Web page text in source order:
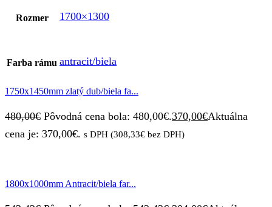
Rozmer 1700×1300
Farba rámu antracit/biela
1750x1450mm zlatý dub/biela fa...
480,00€ Pôvodná cena bola: 480,00€.370,00€Aktuálna
cena je: 370,00€. s DPH (308,33€ bez DPH)
1800x1000mm Antracit/biela far...